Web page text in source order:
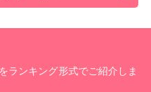
ランキング形式でご紹介しま